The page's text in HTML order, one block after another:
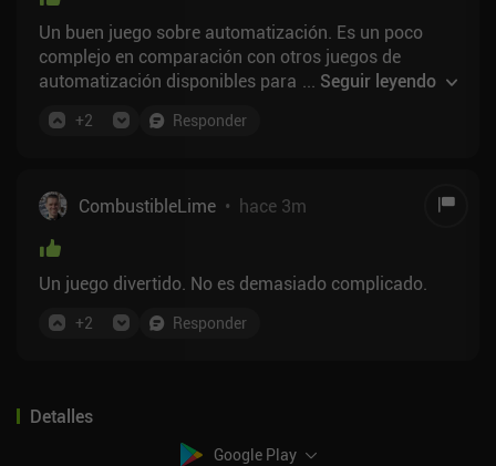
Un buen juego sobre automatización. Es un poco
complejo en comparación con otros juegos de
automatización disponibles para Android. Pero, aun
... Seguir leyendo
+2 Responder
CombustibleLime • hace 3m
Un juego divertido. No es demasiado complicado.
+2 Responder
Detalles
Google Play